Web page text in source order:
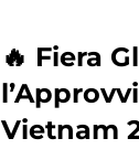
🔥 Fiera
Vietnam